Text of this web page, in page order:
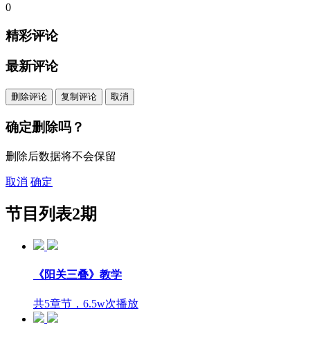
0
精彩评论
最新评论
删除评论 复制评论 取消
确定删除吗？
删除后数据将不会保留
取消 确定
节目列表2期
《阳关三叠》教学
共5章节，6.5w次播放